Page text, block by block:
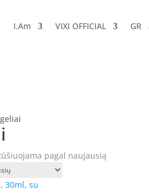
I.Am VIXI OFFICIAL GR
pagal naujausią